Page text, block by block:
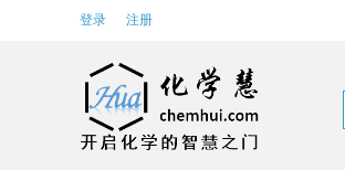
登录 注册